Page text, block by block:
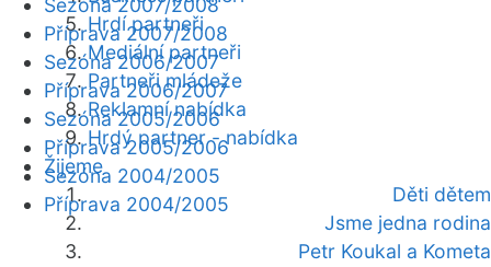
Hrdí partneři
Mediální partneři
Partneři mládeže
Reklamní nabídka
Hrdý partner - nabídka
Žijeme
Děti dětem
Jsme jedna rodina
Petr Koukal a Kometa
Sezóna 2007/2008
Příprava 2007/2008
Sezóna 2006/2007
Příprava 2006/2007
Sezóna 2005/2006
Příprava 2005/2006
Sezóna 2004/2005
Příprava 2004/2005